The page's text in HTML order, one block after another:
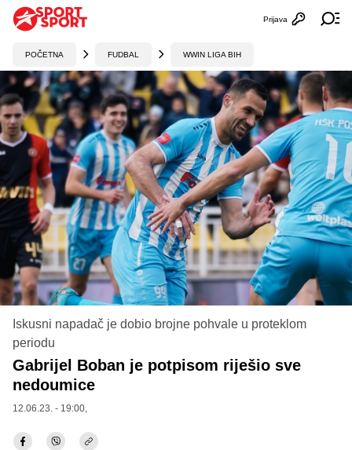
Otvori
Prijava
POČETNA FUDBAL WWIN LIGA BIH
Iskusni napadač je dobio brojne pohvale u proteklom
periodu
Gabrijel Boban je potpisom riješio sve
nedoumice
12.06.23. - 19:00,